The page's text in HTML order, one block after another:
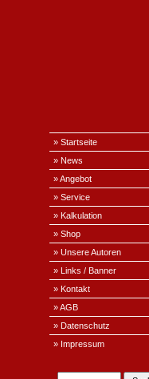
» Startseite
» News
» Angebot
» Service
» Kalkulation
» Shop
» Unsere Autoren
» Links / Banner
» Kontakt
» AGB
» Datenschutz
» Impressum